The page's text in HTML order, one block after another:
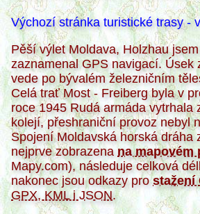
Výchozí stránka turistické trasy -
Pěší výlet Moldava, Holzhau
zaznamenal GPS navigací. Úsek
vede po bývalém železničním
Celá trať Most - Freiberg byla v
roce 1945 Rudá armáda vytrhala
kolejí, přeshraniční provoz nebyl
Spojení Moldavská horská dráha
nejprve zobrazena na mapovém
Mapy.com), následuje celková
nakonec jsou odkazy prostažení
GPX, KML i JSON.